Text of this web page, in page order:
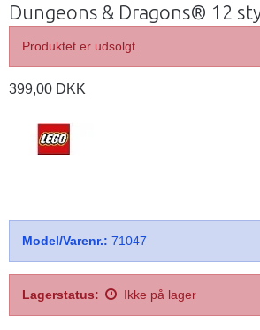
Dungeons & Dragons® 12
Produktet er udsolgt.
399,00 DKK
Model/Varenr.: 71047
Lagerstatus: Ikke på lager